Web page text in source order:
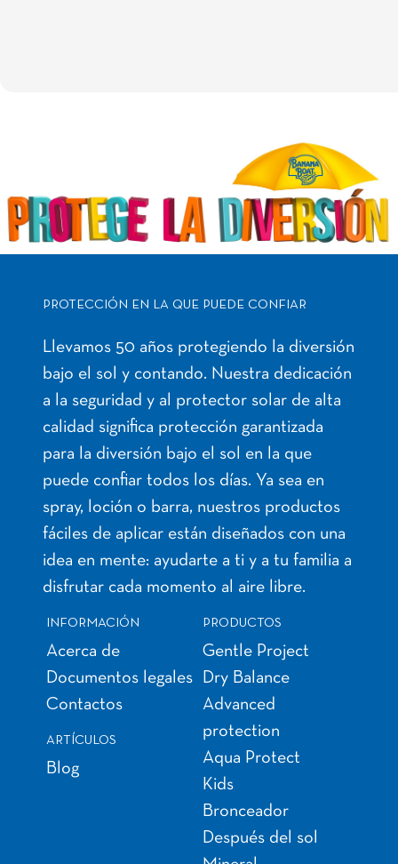
PROTECCIÓN EN LA QUE PUEDE CONFIAR
Llevamos 50 años protegiendo la diversión
bajo el sol y contando. Nuestra dedicación
a la seguridad y al protector solar de alta
calidad significa protección garantizada
para la diversión bajo el sol en la que
puede confiar todos los días. Ya sea en
spray, loción o barra, nuestros productos
fáciles de aplicar están diseñados con una
idea en mente: ayudarte a ti y a tu familia a
disfrutar cada momento al aire libre.
INFORMACIÓN
Acerca de
Documentos legales
Contactos
ARTÍCULOS
Blog
PRODUCTOS
Gentle Project
Dry Balance
Advanced
protection
Aqua Protect
Kids
Bronceador
Después del sol